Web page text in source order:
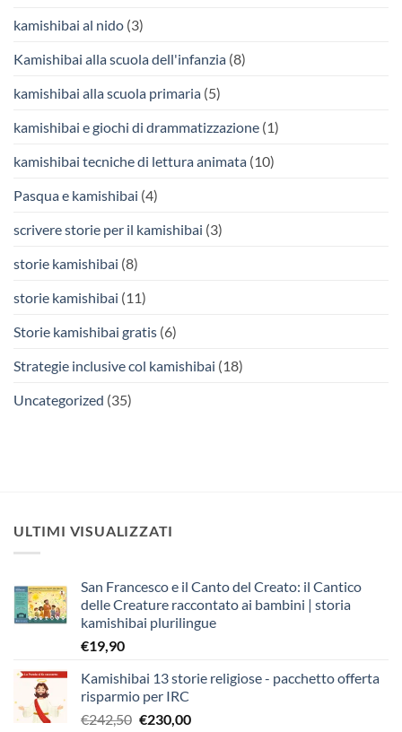
kamishibai al nido (3)
Kamishibai alla scuola dell'infanzia (8)
kamishibai alla scuola primaria (5)
kamishibai e giochi di drammatizzazione (1)
kamishibai tecniche di lettura animata (10)
Pasqua e kamishibai (4)
scrivere storie per il kamishibai (3)
storie kamishibai (8)
storie kamishibai (11)
Storie kamishibai gratis (6)
Strategie inclusive col kamishibai (18)
Uncategorized (35)
ULTIMI VISUALIZZATI
San Francesco e il Canto del Creato: il Cantico
delle Creature raccontato ai bambini | storia
kamishibai plurilingue
€19,90
Kamishibai 13 storie religiose - pacchetto offerta
risparmio per IRC
€242,50 Il
€230,00Il